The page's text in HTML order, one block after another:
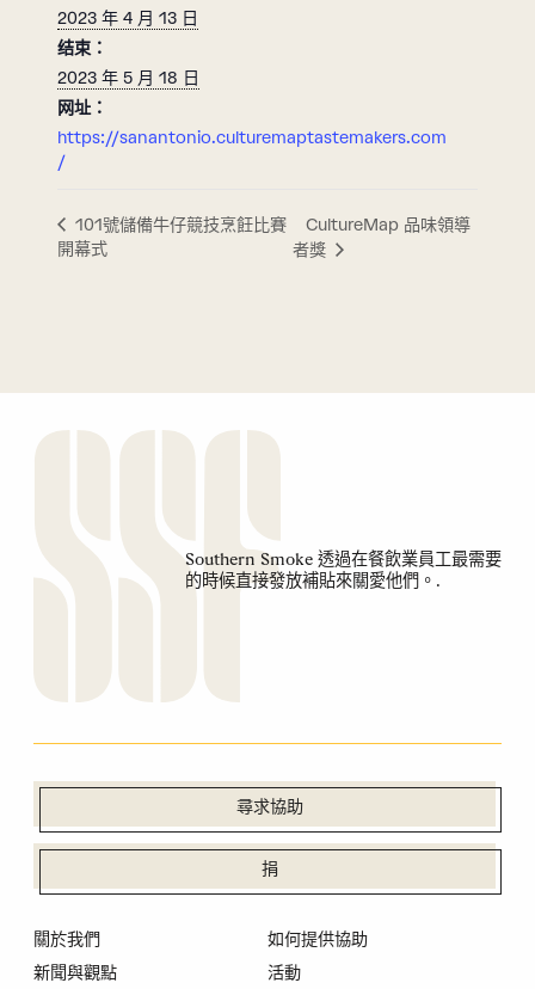
2023 年 4 月 13 日
结束：
2023 年 5 月 18 日
网址：
https://sanantonio.culturemaptastemakers.com
/
101號儲備牛仔競技烹飪比賽
開幕式
CultureMap 品味領導
者獎
Southern Smoke 透過在餐飲業員工最需要
的時候直接發放補貼來關愛他們。.
尋求協助
捐
關於我們
新聞與觀點
如何提供協助
活動